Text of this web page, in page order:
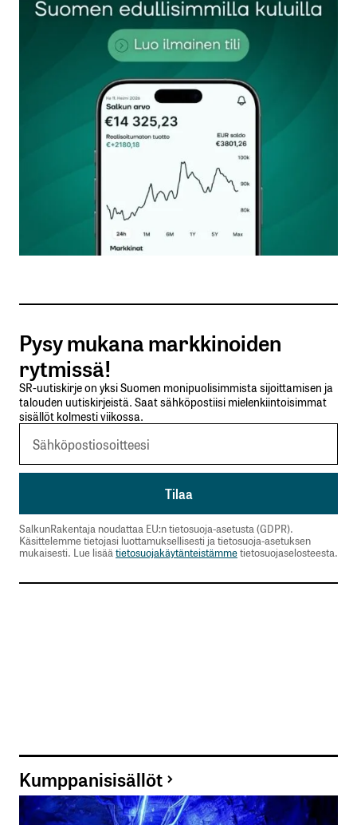
Sähköpostiosoitettasi ei julkaista.Pakolliset
kentät on merkitty*
Kommentti*
Nimesi tai nimimerkkisi
Sähköpostiosoitteesi
Tilaa SalkunRakentajan uutiskirje
Lähetä kommentti
Pysy mukana markkinoiden
rytmissä!
SR-uutiskirje on yksi Suomen monipuolisimmista sijoittamisen ja
talouden uutiskirjeistä. Saat sähköpostiisi mielenkiintoisimmat
sisällöt kolmesti viikossa.
SalkunRakentaja noudattaa EU:n tietosuoja-asetusta (GDPR).
Käsittelemme tietojasi luottamuksellisesti ja tietosuoja-asetuksen
mukaisesti. Lue lisää tietosuojakäytänteistämmetietosuojaselosteesta.
Kumppanisisällöt